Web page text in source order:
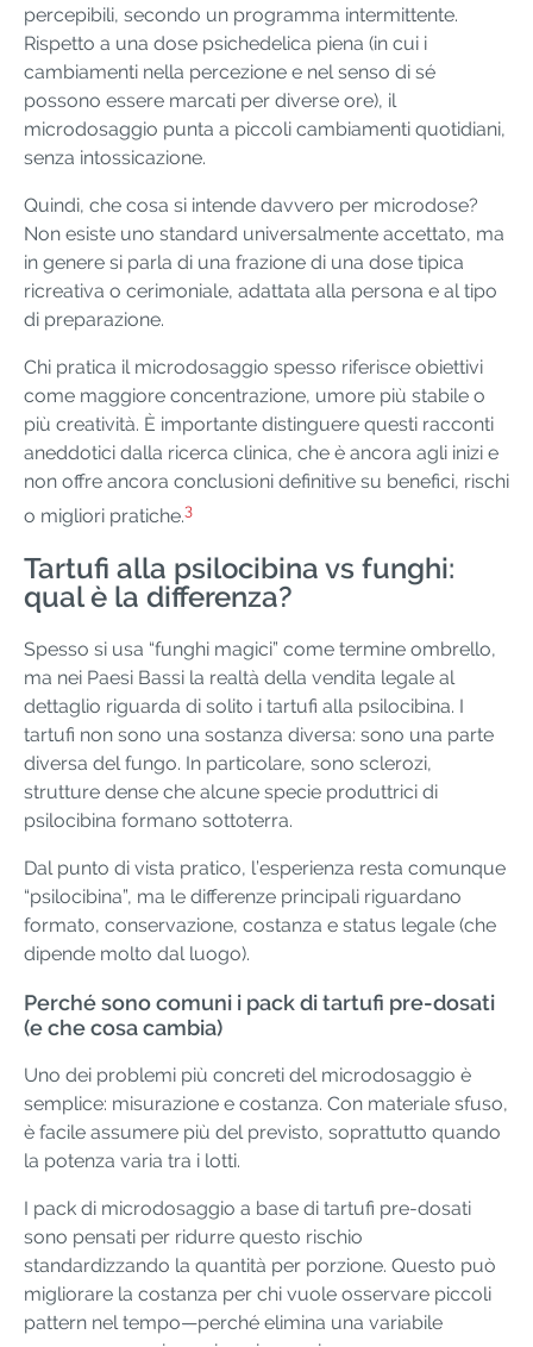
percepibili, secondo un programma intermittente.
Rispetto a una dose psichedelica piena (in cui i
cambiamenti nella percezione e nel senso di sé
possono essere marcati per diverse ore), il
microdosaggio punta a piccoli cambiamenti quotidiani,
senza intossicazione.
Quindi, che cosa si intende davvero per microdose?
Non esiste uno standard universalmente accettato, ma
in genere si parla di una frazione di una dose tipica
ricreativa o cerimoniale, adattata alla persona e al tipo
di preparazione.
Chi pratica il microdosaggio spesso riferisce obiettivi
come maggiore concentrazione, umore più stabile o
più creatività. È importante distinguere questi racconti
aneddotici dalla ricerca clinica, che è ancora agli inizi e
non offre ancora conclusioni definitive su benefici, rischi
o migliori pratiche.3
Tartufi alla psilocibina vs funghi:
qual è la differenza?
Spesso si usa “funghi magici” come termine ombrello,
ma nei Paesi Bassi la realtà della vendita legale al
dettaglio riguarda di solito i tartufi alla psilocibina. I
tartufi non sono una sostanza diversa: sono una parte
diversa del fungo. In particolare, sono sclerozi,
strutture dense che alcune specie produttrici di
psilocibina formano sottoterra.
Dal punto di vista pratico, l’esperienza resta comunque
“psilocibina”, ma le differenze principali riguardano
formato, conservazione, costanza e status legale (che
dipende molto dal luogo).
Perché sono comuni i pack di tartufi pre-dosati
(e che cosa cambia)
Uno dei problemi più concreti del microdosaggio è
semplice: misurazione e costanza. Con materiale sfuso,
è facile assumere più del previsto, soprattutto quando
la potenza varia tra i lotti.
I pack di microdosaggio a base di tartufi pre-dosati
sono pensati per ridurre questo rischio
standardizzando la quantità per porzione. Questo può
migliorare la costanza per chi vuole osservare piccoli
pattern nel tempo—perché elimina una variabile